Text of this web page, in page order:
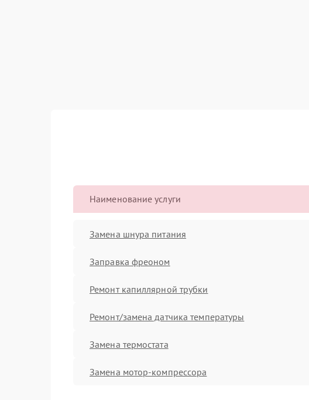
Наименование услуги
Замена шнура питания
Заправка фреоном
Ремонт капиллярной трубки
Ремонт/замена датчика температуры
Замена термостата
Замена мотор-компрессора